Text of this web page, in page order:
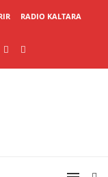
RADIO KALTARA